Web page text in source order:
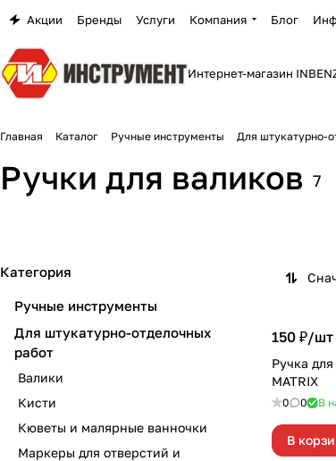
Акции Бренды Услуги Компания Блог
Интернет-магазин
Главная Каталог Ручные инструменты Для штукатурно-
Ручки для валиков 7
150 ₽/шт
Ручка
MATRIX
0 0 В
В
Категория
Ручные инструменты
Для штукатурно-отделочных
работ
Валики
Кисти
Кюветы и малярные ванночки
Маркеры для отверстий и